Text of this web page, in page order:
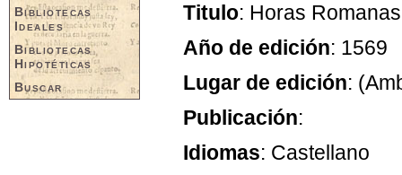
Bibliotecas
Ideales
Bibliotecas
Hipotéticas
Buscar
Titulo: Horas
Año de edición: 1569
Lugar de edición:
Publicación:
Idiomas: Castellano